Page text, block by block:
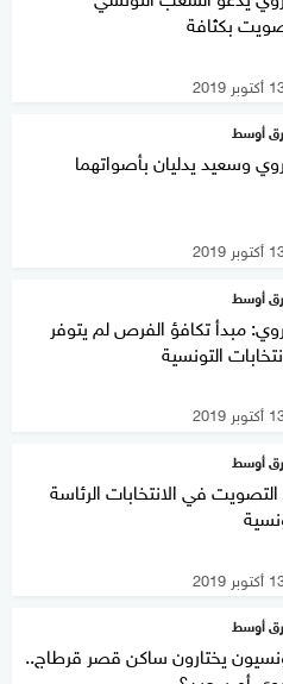
بكثافة
2019
أوسط
وسعيد يدليان بأصواتهما
2019
أوسط
مبدأ تكافؤ الفرص لم يتوفر
التونسية
2019
أوسط
التصويت في الانتخابات الرئاسة
2019
أوسط
يختارون ساكن قصر قرطاج..